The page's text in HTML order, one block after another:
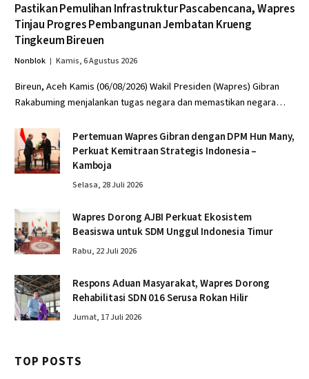
Pastikan Pemulihan Infrastruktur Pascabencana, Wapres
Tinjau Progres Pembangunan Jembatan Krueng
Tingkeum Bireuen
Nonblok Kamis, 6 Agustus 2026
Bireun, Aceh Kamis (06/08/2026) Wakil Presiden (Wapres) Gibran
Rakabuming menjalankan tugas negara dan memastikan negara…
Pertemuan Wapres Gibran dengan DPM Hun Many,
Perkuat Kemitraan Strategis Indonesia –
Kamboja
Selasa, 28 Juli 2026
Wapres Dorong AJBI Perkuat Ekosistem
Beasiswa untuk SDM Unggul Indonesia Timur
Rabu, 22 Juli 2026
Respons Aduan Masyarakat, Wapres Dorong
Rehabilitasi SDN 016 Serusa Rokan Hilir
Jumat, 17 Juli 2026
TOP POSTS